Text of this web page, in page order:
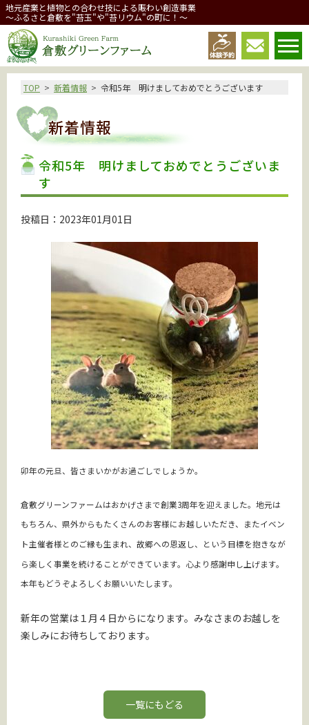
地元産業と植物との合わせ技による賑わい創造事業
～ふるさと倉敷を"苔玉"や"苔リウム"の町に！～
倉敷グリーンファーム
TOP 新着情報 令和5年 明けましておめでとうございます
新着情報
令和5年 明けましておめでとうございま
す
投稿日：2023年01月01日
卯年の元旦、皆さまいかがお過ごしでしょうか。
倉敷グリーンファームはおかげさまで創業3周年を迎えました。地元は
もちろん、県外からもたくさんのお客様にお越しいただき、またイベン
ト主催者様とのご縁も生まれ、故郷への恩返し、という目標を抱きなが
ら楽しく事業を続けることができています。心より感謝申し上げます。
本年もどうぞよろしくお願いいたします。
新年の営業は１月４日からになります。みなさまのお越しを
楽しみにお待ちしております。
一覧にもどる